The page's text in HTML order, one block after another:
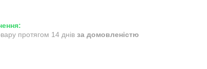
протягом 14 днів за домовленістю